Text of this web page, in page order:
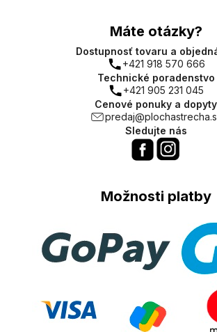
Máte otázky?
Dostupnosť tovaru a
+421 918 570 666
Technické poradenstvo
+421 905 231 045
Cenové ponuky a dopyty
Sledujte nás
Možnosti platby